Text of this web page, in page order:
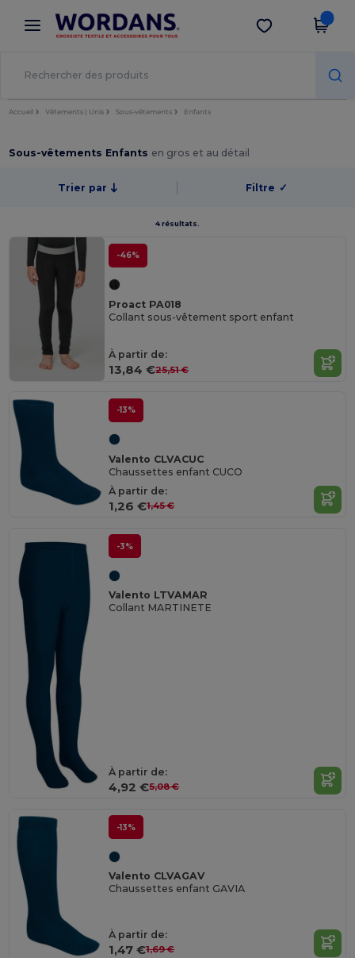
× Appli Wordans
Meilleurs prix sur l’app !
Obtenir l'appli
Accueil Vêtements | Unis Sous-vêtements Enfants
Sous-vêtements Enfants en gros et au détail
Trier par Filtre ✓
4 résultats.
-46%
Proact PA018
Collant sous-vêtement sport enfant
À partir de:
13,84 €25,51 €
-13%
Valento CLVACUC
Chaussettes enfant CUCO
À partir de:
1,26 €1,45 €
-3%
Valento LTVAMAR
Collant MARTINETE
À partir de:
4,92 €5,08 €
-13%
Valento CLVAGAV
Chaussettes enfant GAVIA
À partir de:
1,47 €1,69 €